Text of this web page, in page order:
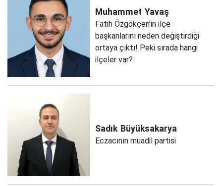
Muhammet Yavaş
Fatih Özgökçen'in ilçe
başkanlarını neden değiştirdiği
ortaya çıktı! Peki sırada hangi
ilçeler var?
Sadık Büyüksakarya
Eczacının muadil partisi